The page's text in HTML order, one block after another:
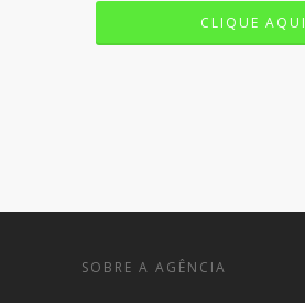
CLIQUE AQUI
SOBRE A AGÊNCIA